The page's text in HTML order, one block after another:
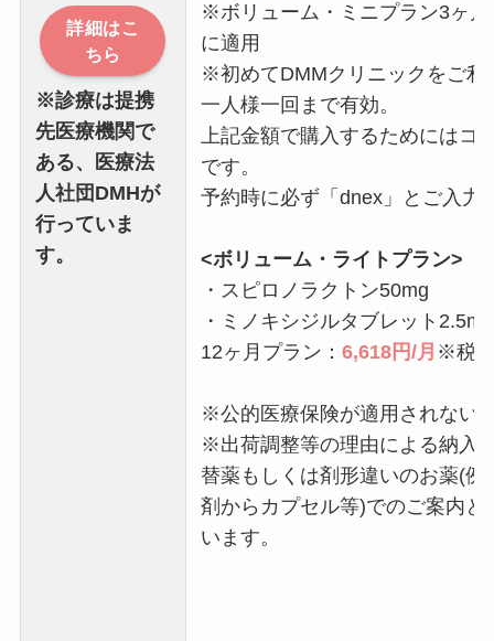
詳細はこ
ちら
※診療は提携
先医療機関で
ある、医療法
人社団DMHが
行っていま
す。
※ボリューム・ミニプラン3ヶ
に適用
※初めてDMMクリニックをご利
一人様一回まで有効。
上記金額で購入するためにはコ
です。
予約時に必ず「dnex」とご入力
<ボリューム・ライトプラン>
・スピロノラクトン50mg
・ミノキシジルタブレット2.5mg
12ヶ月プラン：6,618円/月 ※税
※公的医療保険が適用されない
※出荷調整等の理由による納入
替薬もしくは剤形違いのお薬(例
剤からカプセル等)でのご案内と
います。